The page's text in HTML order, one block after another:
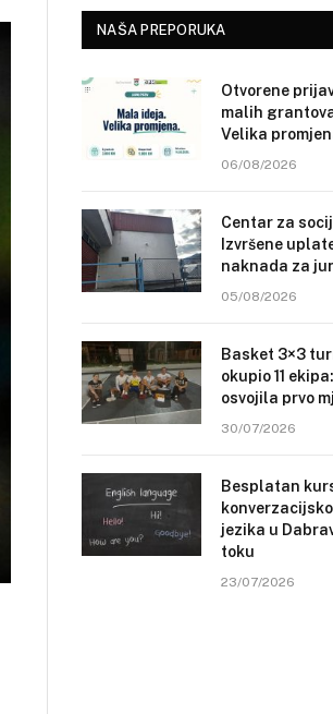
NAŠA PREPORUKA
Otvorene
malih
Velika
06/08/2026
Centar za
Izvršene
naknada za
05/08/2026
Basket 3×3
okupio 11
osvojila prvo
30/07/2026
Besplatan
jezika u
toku
23/07/2026